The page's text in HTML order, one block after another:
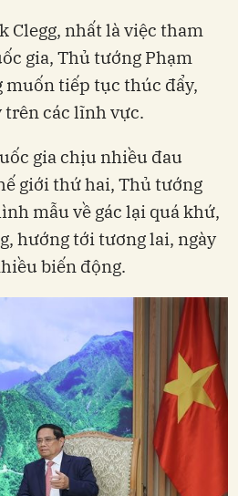
Clegg, nhất là việc tham
gia, Thủ tướng Phạm
tiếp tục thúc đẩy,
trên các lĩnh vực.
gia chịu nhiều đau
giới thứ hai, Thủ tướng
mẫu về gác lại quá khứ,
hướng tới tương lai, ngày
biến động.